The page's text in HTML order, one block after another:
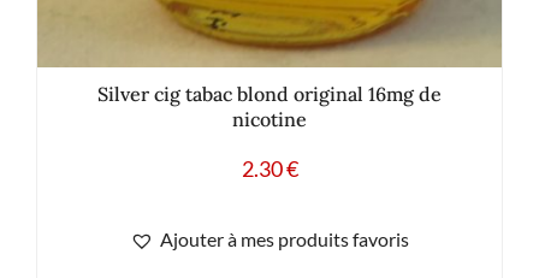
Silver cig tabac blond original 16mg de
nicotine
2.30€
Ajouter à mes produits favoris